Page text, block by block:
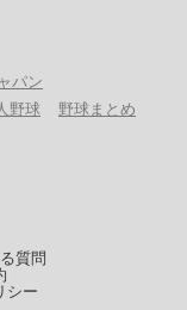
パン
野球 野球まとめ
質問
シー